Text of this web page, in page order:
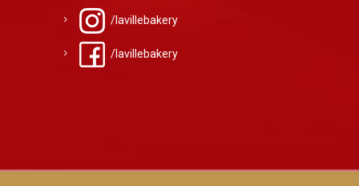
/lavillebakery
/lavillebakery